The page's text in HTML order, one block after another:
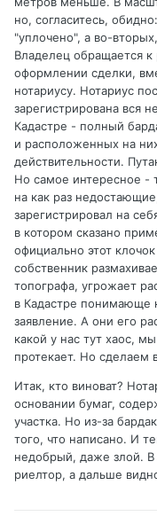
но, согласитесь,
"уплочено", а во-
Владелец обращается
оформлении сделки,
нотариусу. Нотариус
зарегистрирована вся
Кадастре - полный
и расположенных на
действительности.
Но самое интересное -
на как раз
зарегистрировал на
в котором сказано
официально этот
собственник
топографа, угрожает
в Кадастре понимающе
заявление. А они его
какой у нас тут хаос,
протекает. Но сделаем
Итак, кто виноват?
основании бумаг,
участка. Но из-за
того, что написано. И
недобрый, даже злой.
риелтор, а дальше